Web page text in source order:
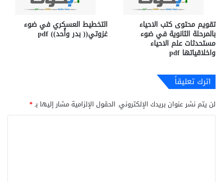
تقويم محتوى كتب الاحياء
بالمرحلة الثانوية في ضوء
مستحدثات علم الاحياء
واخلاقياتها pdf
التخطيط العسكري في ضوء
غزوتي(( بدر وأُحد)) pdf
اترك تعليقاً
لن يتم نشر عنوان بريدك الإلكتروني. الحقول الإلزامية مشار إليها بـ*